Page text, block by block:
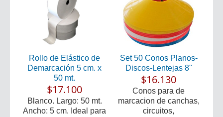
Rollo de Elástico de
Demarcación 5 cm. x
50 mt.
$17.100
Blanco. Largo: 50 mt.
Ancho: 5 cm. Ideal para
Set 50 Conos Planos-
Discos-Lentejas 8"
$16.130
Conos para de
marcacion de canchas,
circuitos,